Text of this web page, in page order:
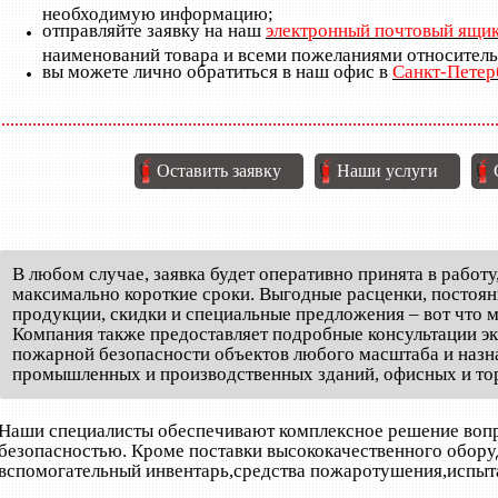
необходимую информацию;
отправляйте заявку на наш электронный почтовый
наименований товара и всеми пожеланиями
вы можете лично обратиться в наш офис в Санкт-
Оставить заявку Наши услуги
В любом случае, заявка будет оперативно принята в
максимально короткие сроки. Выгодные расценки,
продукции, скидки и специальные предложения – вот
Компания также предоставляет подробные консультации
пожарной безопасности объектов любого масштаба и
промышленных и производственных зданий, офисных и
специалисты обеспечивают комплексное решение
Кроме поставки высококачественного
инвентарь,средства
СИСТЕМ ПО ГОСТ ПРОВЕРКА И АУДИТ ЗДАНИЙ